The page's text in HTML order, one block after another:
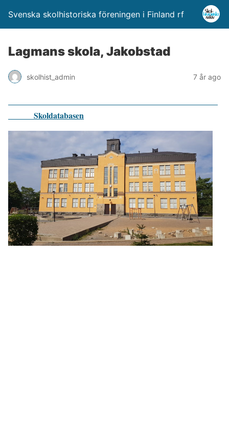
Svenska skolhistoriska föreningen i Finland rf
Lagmans skola, Jakobstad
skolhist_admin 7 år ago
Skoldatabasen